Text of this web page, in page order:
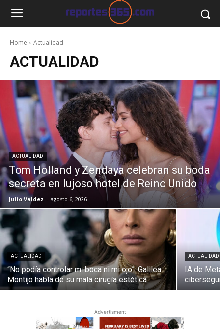
Home Actualidad
ACTUALIDAD
ACTUALIDAD
Tom Holland y Zendaya celebran su boda
secreta en lujoso hotel de Reino Unido
Julio Valdez - agosto 6, 2026
ACTUALIDAD
“No podía controlar mi boca ni mi ojo”: Galilea
Montijo habla de su mala cirugía estética
ACTUALIDAD
IA de
Advertisment